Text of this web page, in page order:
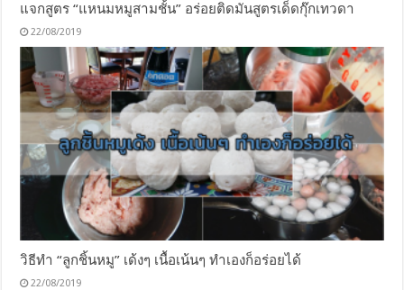
แจกสูตร “แหนมหมูสามชั้น” อร่อยติดมันสูตรเด็ดกุ๊กเทวดา
22/08/2019
วิธีทำ “ลูกชิ้นหมู” เด้งๆ เนื้อเน้นๆ ทำเองก็อร่อยได้
22/08/2019